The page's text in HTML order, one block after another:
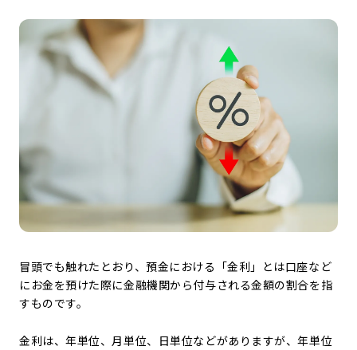
冒頭でも触れたとおり、預金における「金利」とは口座など
にお金を預けた際に金融機関から付与される金額の割合を指
すものです。
金利は、年単位、月単位、日単位などがありますが、年単位